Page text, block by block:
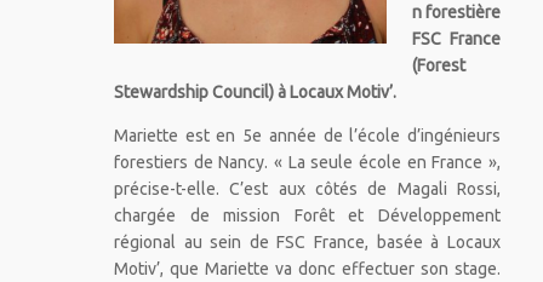
n forestière
FSC France
(Forest
Stewardship Council) à Locaux Motiv’.
Mariette est en 5e année de l’école d’ingénieurs
forestiers de Nancy. « La seule école en France »,
précise-t-elle. C’est aux côtés de Magali Rossi,
chargée de mission Forêt et Développement
régional au sein de FSC France, basée à Locaux
Motiv’, que Mariette va donc effectuer son stage.